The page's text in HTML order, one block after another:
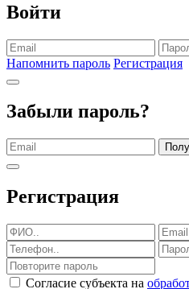
Войти
Напомнить пароль Регистрация
Забыли пароль?
Регистрация
Согласие субъекта на